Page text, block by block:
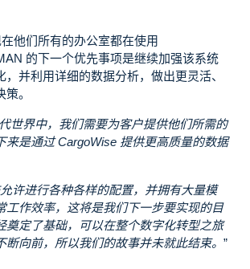
他们所有的办公室都在使用
的下一个优先事项是继续加强该系统
，并利用详细的数据分析，做出更灵活、
。
世界中，我们需要为客户提供他们所需的
来是通过 CargoWise 提供更高质量的数据
许进行各种各样的配置，并拥有大量模
工作效率，这将是我们下一步要实现的目
奠定了基础，可以在整个数字化转型之旅
断向前，所以我们的故事并未就此结束。 ”